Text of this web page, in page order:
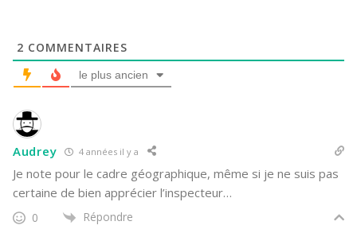
2 COMMENTAIRES
le plus ancien
Audrey 4 années il y a
Je note pour le cadre géographique, même si je ne suis pas
certaine de bien apprécier l’inspecteur…
0 Répondre